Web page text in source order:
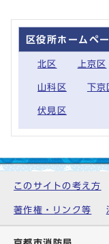
区役所ホームペ
北区 上京区
山科区 下京
伏見区
このサイトの考え方
著作権・リンク等